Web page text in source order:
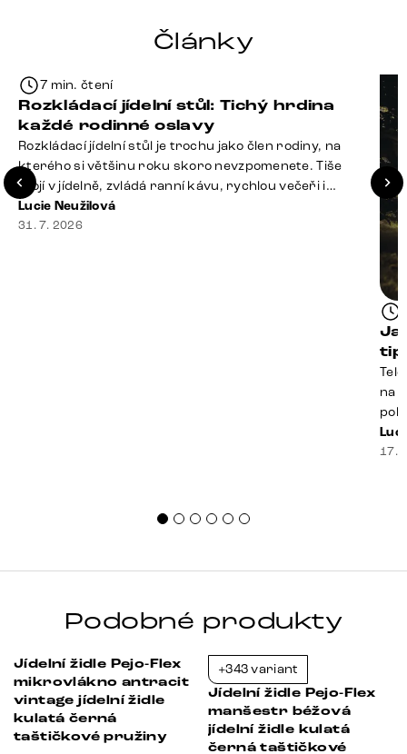
Články
7 min. čtení
Rozkládací jídelní stůl: Tichý hrdina
každé rodinné oslavy
Rozkládací jídelní stůl je trochu jako člen rodiny, na
kterého si většinu roku skoro nevzpomenete. Tiše
stojí v jídelně, zvládá ranní kávu, rychlou večeři i
hromadu dopisů, které je potřeba „někdy vyřídit“. Pak
ale přijdou Vánoce, narozeniny nebo zpráva: „Stavíme
Lucie Neužilová
31. 7. 2026
na
17.
Podobné produkty
-37%
Jídelní židle Pejo-Flex
mikrovlákno antracit
vintage jídelní židle
kulatá černá
taštičkové pružiny
+343 variant
Jídelní židle Pejo-Flex
manšestr béžová
jídelní židle kulatá
černá taštičkové